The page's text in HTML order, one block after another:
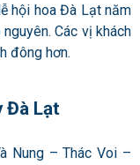
hội hoa Đà Lạt năm
Các vị khách
đông hơn.
Đà Lạt
Nung – Thác Voi –